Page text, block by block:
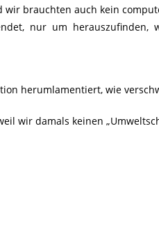
brauchten auch kein
nur um herauszufinden,
herumlamentiert, wie
wir damals keinen